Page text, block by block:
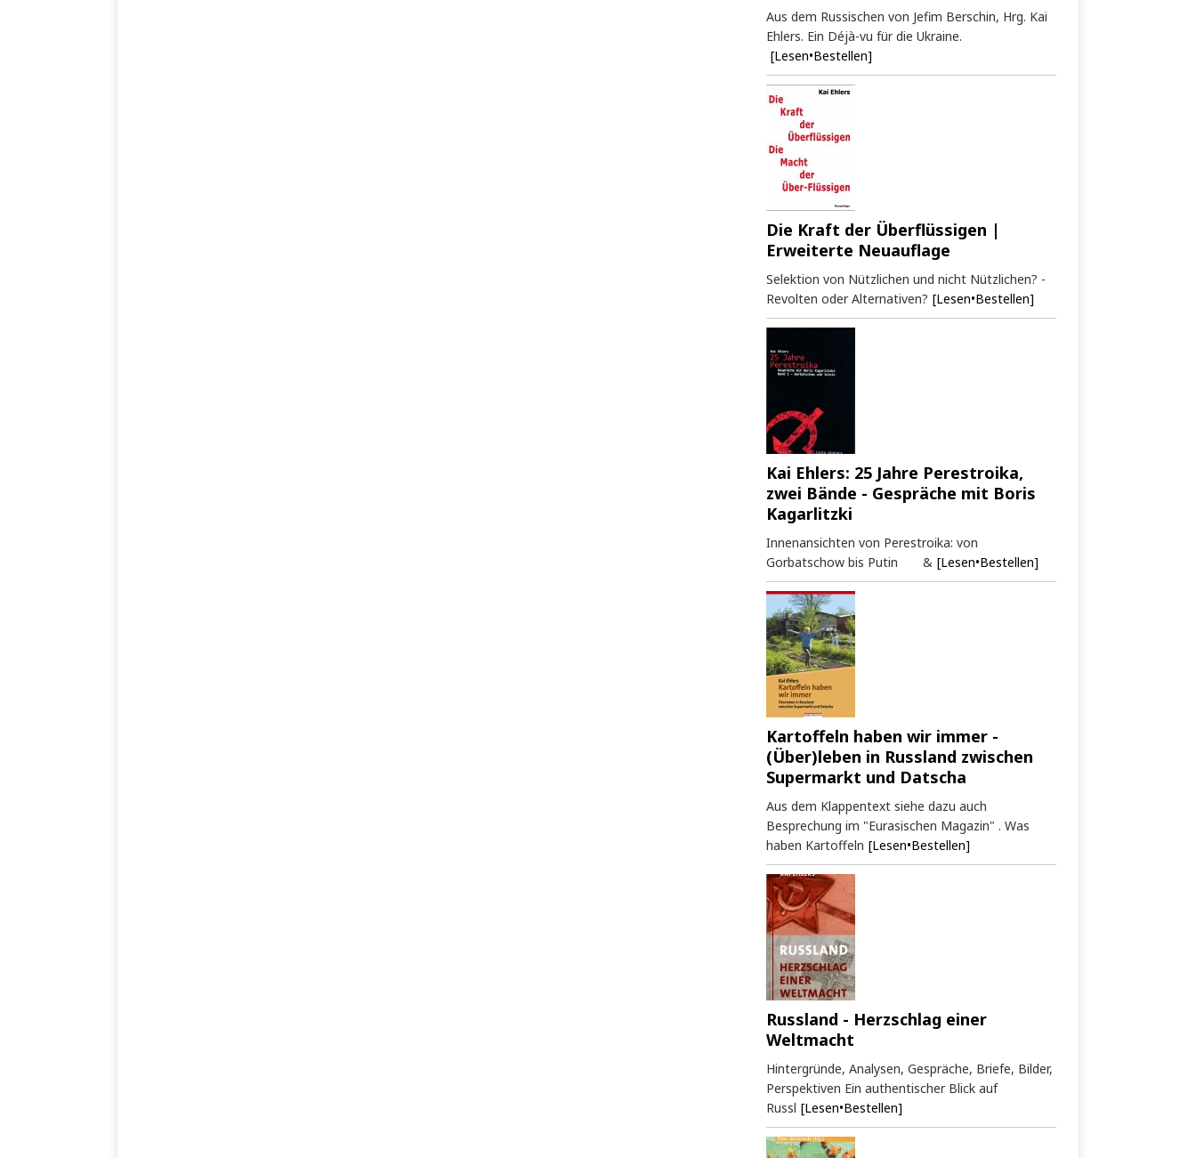
Aus dem Russischen von Jefim Berschin, Hrg. Kai
Ehlers. Ein Déjà-vu für die Ukraine.
[Lesen•Bestellen]
Die Kraft der Überflüssigen |
Erweiterte Neuauflage
Selektion von Nützlichen und nicht Nützlichen? -
Revolten oder Alternativen? [Lesen•Bestellen]
Kai Ehlers: 25 Jahre Perestroika,
zwei Bände - Gespräche mit Boris
Kagarlitzki
Innenansichten von Perestroika: von
Gorbatschow bis Putin & [Lesen•Bestellen]
Kartoffeln haben wir immer -
(Über)leben in Russland zwischen
Supermarkt und Datscha
Aus dem Klappentext siehe dazu auch
Besprechung im "Eurasischen Magazin" . Was
haben Kartoffeln [Lesen•Bestellen]
Russland - Herzschlag einer
Weltmacht
Hintergründe, Analysen, Gespräche, Briefe, Bilder,
Perspektiven Ein authentischer Blick auf
Russl [Lesen•Bestellen]